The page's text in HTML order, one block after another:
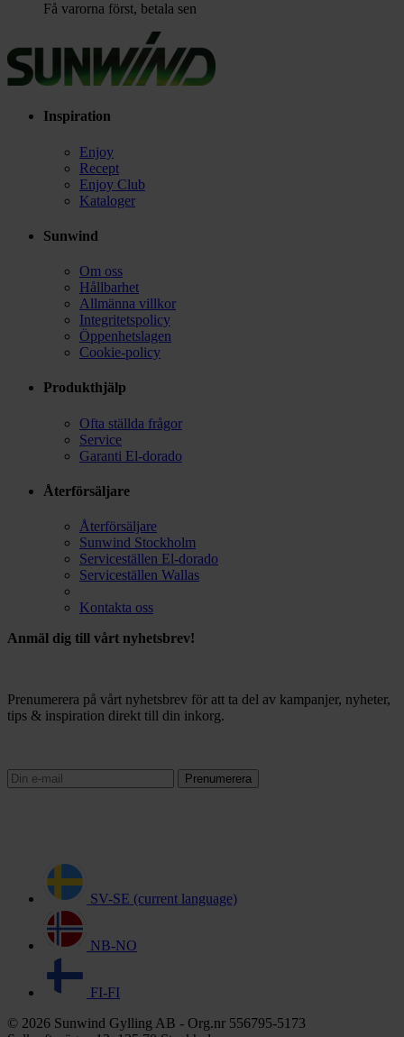
Få varorna först, betala sen
Inspiration
Enjoy
Recept
Enjoy Club
Kataloger
Sunwind
Om oss
Hållbarhet
Allmänna villkor
Integritetspolicy
Öppenhetslagen
Cookie-policy
Produkthjälp
Ofta ställda frågor
Service
Garanti El-dorado
Återförsäljare
Återförsäljare
Sunwind Stockholm
Serviceställen El-dorado
Serviceställen Wallas
Kontakta oss
Anmäl dig till vårt nyhetsbrev!
Prenumerera på vårt nyhetsbrev för att ta del av kampanjer, nyheter,
tips & inspiration direkt till din inkorg.
Prenumerera
SV-SE (current language)
NB-NO
FI-FI
© 2026 Sunwind Gylling AB - Org.nr 556795-5173